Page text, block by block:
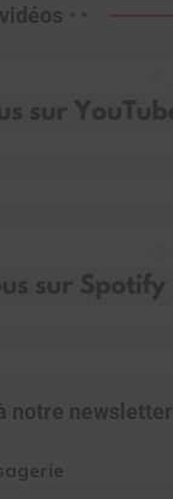
notre newsletter